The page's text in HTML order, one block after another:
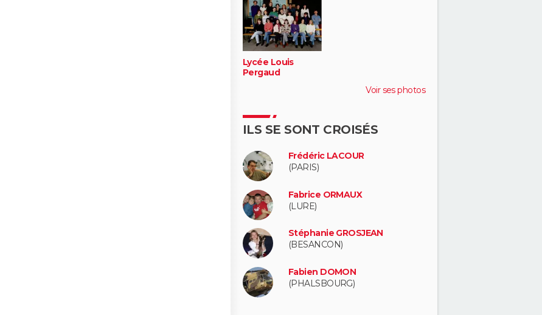
Lycée Louis
Pergaud
Voir ses photos
ILS SE SONT CROISÉS
Frédéric LACOUR
(PARIS)
Fabrice ORMAUX
(LURE)
Stéphanie GROSJEAN
(BESANCON)
Fabien DOMON
(PHALSBOURG)